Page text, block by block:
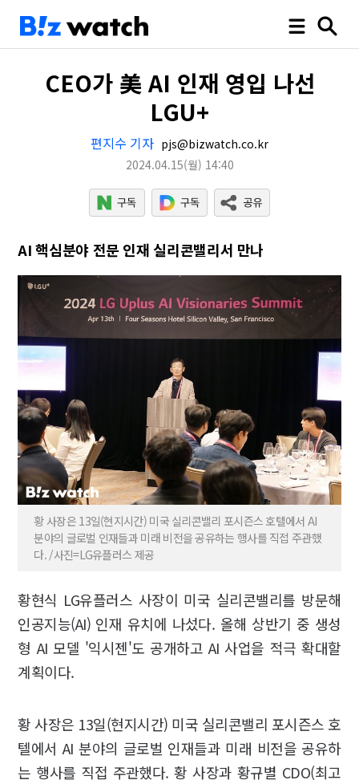
CEO가 美 AI 인재 영입 나선
LGU+
편지수 기자 pjs@bizwatch.co.kr
2024.04.15(월) 14:40
AI 핵심분야 전문 인재 실리콘밸리서 만나
황 사장은 13일(현지시간) 미국 실리콘밸리 포시즌스 호텔에서 AI
분야의 글로벌 인재들과 미래 비전을 공유하는 행사를 직접 주관했
다. /사진=LG유플러스 제공
황현식 LG유플러스 사장이 미국 실리콘밸리를 방문해
인공지능(AI) 인재 유치에 나섰다. 올해 상반기 중 생성
형 AI 모델 '익시젠'도 공개하고 AI 사업을 적극 확대할
계획이다.
황 사장은 13일(현지시간) 미국 실리콘밸리 포시즌스 호
텔에서 AI 분야의 글로벌 인재들과 미래 비전을 공유하
는 행사를 직접 주관했다. 황 사장과 황규별 CDO(최고